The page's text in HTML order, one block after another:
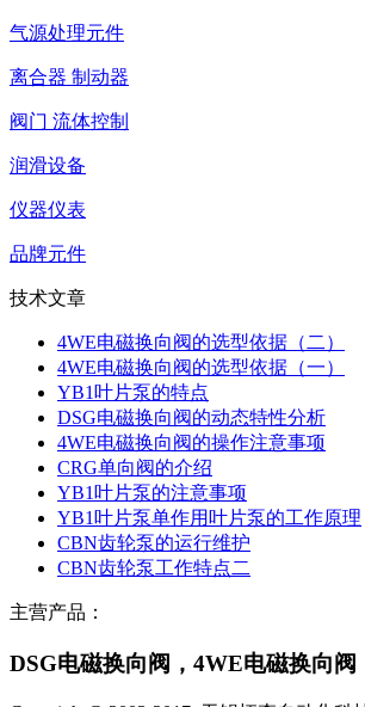
气源处理元件
离合器 制动器
阀门 流体控制
润滑设备
仪器仪表
品牌元件
技术文章
4WE电磁换向阀的选型依据（二）
4WE电磁换向阀的选型依据（一）
YB1叶片泵的特点
DSG电磁换向阀的动态特性分析
4WE电磁换向阀的操作注意事项
CRG单向阀的介绍
YB1叶片泵的注意事项
YB1叶片泵单作用叶片泵的工作原理
CBN齿轮泵的运行维护
CBN齿轮泵工作特点二
主营产品：
DSG电磁换向阀，4WE电磁换向